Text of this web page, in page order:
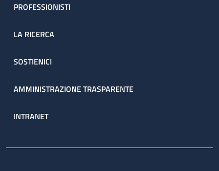
PROFESSIONISTI
LA RICERCA
SOSTIENICI
AMMINISTRAZIONE TRASPARENTE
INTRANET